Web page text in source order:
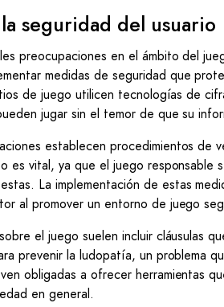
seguridad del usuario
preocupaciones en el ámbito del
medidas de seguridad que
de juego utilicen tecnologías de
jugar sin el temor de que su
establecen procedimientos
es vital, ya que el juego responsable
La implementación de estas
al promover un entorno de juego
el juego suelen incluir cláusulas
prevenir la ludopatía, un problema
obligadas a ofrecer herramientas
en general.